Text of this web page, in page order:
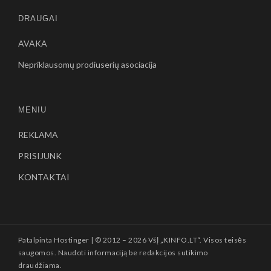
DRAUGAI
AVAKA
Nepriklausomų prodiuserių asociacija
MENIU
REKLAMA
PRISIJUNK
KONTAKTAI
Patalpinta Hostinger | © 2012 –2026 VšĮ „KINFO.LT“. Visos teisės
saugomos. Naudoti informaciją be redakcijos sutikimo
draudžiama.